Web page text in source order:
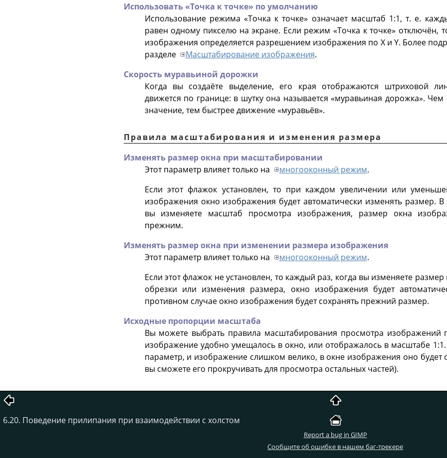
Использовать«Точка к точке» по умолчанию
Использование режима «Точка к точке» означает масштаб 1:1, т. е.
равен одному пикселю на экране. Если режим«Точка к точке» отключён,
изображения определяется разрешением изображения по X и Y. Более
разделе
Масштабирование изображения.
Скорость муравьиной дорожки
Когда вы создаёте выделение, его края отображаются штриховой
движется по границе: в шутку она называется«муравьиная дорожка». Чем
значение, тем быстрее движение «муравьёв».
Правила масштабирования и изменения размера
Изменять размер окна при масштабировании
Этот параметр влияет только на
многооконный режим.
Если этот флажок установлен, то при каждом увеличении или
изображения окно изображения будет автоматически изменять размер.
вы изменяете масштаб просмотра изображения, размер окна
прежним.
Изменять размер окна при изменении размера изображения
Этот параметр влияет только на
многооконный режим.
Если этот флажок не установлен, то каждый раз, когда вы изменяете
обрезки или изменения размера, окно изображения будет
противном случае окно изображения будет сохранять прежний размер.
Исходные пропорции масштаба
Вы можете выбрать правила масштабирования просмотра изображений
изображение удобно умещалось в окно, или отображалось в масштабе
параметр, и изображение слишком велико, в окне изображения оно будет
вы сможете его прокручивать для просмотра остальных частей).
6.20. Поведение прилипания при взаимодействии с холстом
Report a bug in GIMP
Сообщите об ошибке в нашем баг-трекере